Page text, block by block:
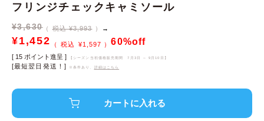
フリンジチェックキャミソール
¥3,630 税込 ¥3,993 →
¥1,452 ¥1,597 60%off
[ 15 ポイント進呈 ] 【シーズン当初価格販売期間 7月3日 ～ 9月10日 】
[最短翌日発送！] ※条件あり、 詳細はこちら